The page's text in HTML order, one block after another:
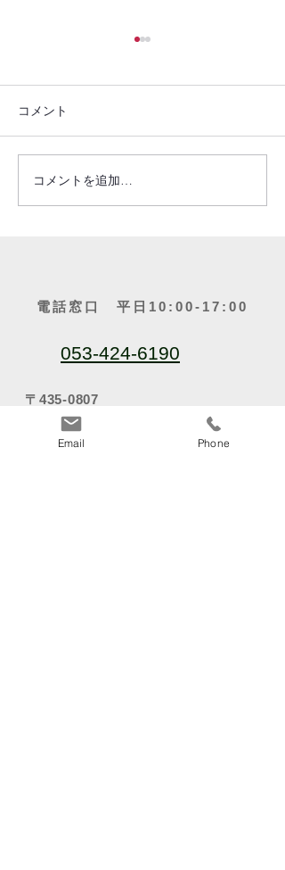
ご報告(2025.05.26）
コメント
コメントを追加…
電話窓口 平日10:00-17:00
053-424-6190
〒435-0807
静岡県浜松市中央区佐藤3丁目２４－６
Email Phone